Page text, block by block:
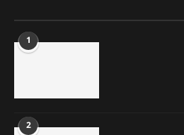
1
2